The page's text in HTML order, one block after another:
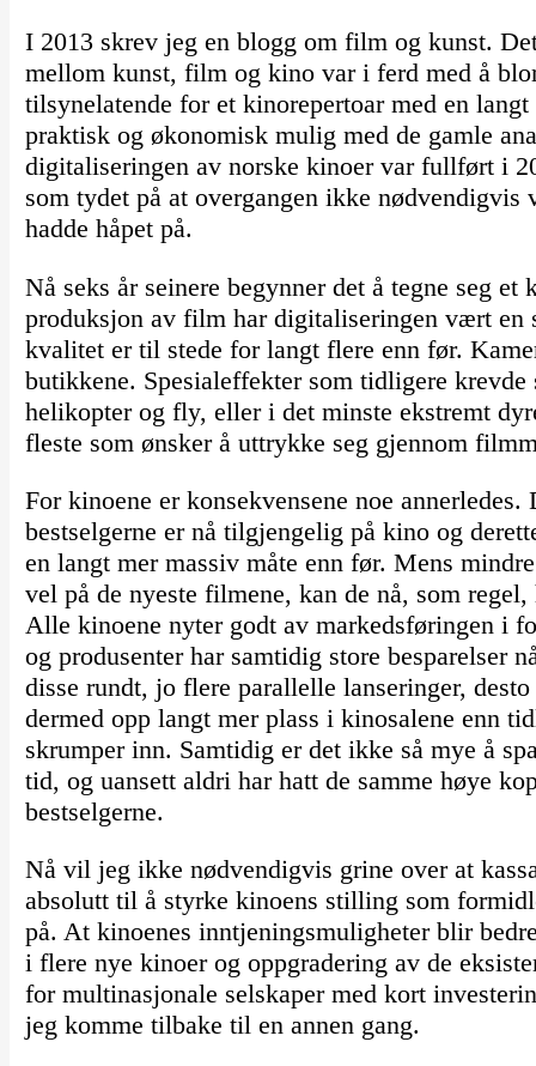
I 2013 skrev jeg en blogg om film og kunst.
mellom kunst, film og kino var i ferd med å
tilsynelatende for et kinorepertoar med en
praktisk og økonomisk mulig med de gamle
digitaliseringen av norske kinoer var fullført i
som tydet på at overgangen ikke nødvendigvis
hadde håpet på.
Nå seks år seinere begynner det å tegne seg
produksjon av film har digitaliseringen vært
kvalitet er til stede for langt flere enn før.
butikkene. Spesialeffekter som tidligere
helikopter og fly, eller i det minste ekstremt
fleste som ønsker å uttrykke seg gjennom
For kinoene er konsekvensene noe
bestselgerne er nå tilgjengelig på kino og
en langt mer massiv måte enn før. Mens
vel på de nyeste filmene, kan de nå, som
Alle kinoene nyter godt av markedsføringen i
og produsenter har samtidig store besparelser
disse rundt, jo flere parallelle lanseringer,
dermed opp langt mer plass i kinosalene enn
skrumper inn. Samtidig er det ikke så mye å
tid, og uansett aldri har hatt de samme høye
bestselgerne.
Nå vil jeg ikke nødvendigvis grine over at
absolutt til å styrke kinoens stilling som
på. At kinoenes inntjeningsmuligheter blir
i flere nye kinoer og oppgradering av de
for multinasjonale selskaper med kort
jeg komme tilbake til en annen gang.